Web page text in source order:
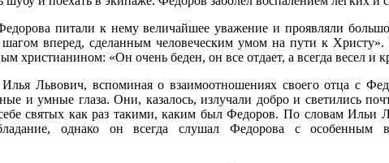
питали к нему величайшее уважение и проявляли
вперед, сделанным человеческим умом на пути к
христианином: «Он очень беден, он все отдает, а всегда весел и
Львович, вспоминая о взаимоотношениях своего отца с
и умные глаза. Они, казалось, излучали добро и светились
святых как раз такими, каким был Федоров. По словам Ильи
однако он всегда слушал Федорова с